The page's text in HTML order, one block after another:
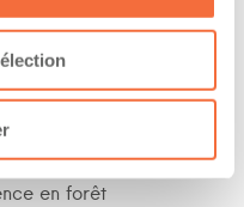
15 ans
en forêt